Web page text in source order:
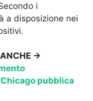
i
a disposizione nei
->
pubblica